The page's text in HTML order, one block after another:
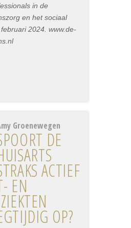
in de
en het sociaal
2024. www.de-
Groenewegen
DE
ACTIEF
EN
OP?